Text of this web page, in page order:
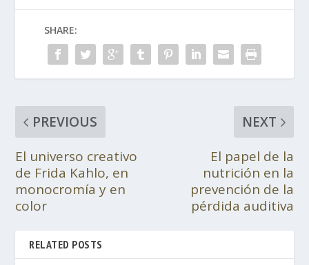
SHARE:
PREVIOUS
El universo creativo
de Frida Kahlo, en
monocromía y en
color
NEXT
El papel de la
nutrición en la
prevención de la
pérdida auditiva
RELATED POSTS